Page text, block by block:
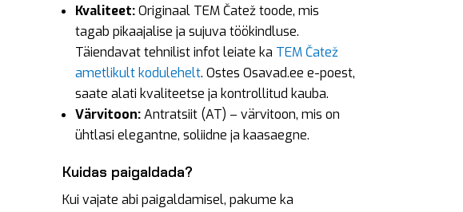
Kvaliteet:Originaal TEM Čatež toode, mis
tagab pikaajalise ja sujuva töökindluse.
Täiendavat tehnilist infot leiate ka TEM Čatež
ametlikult kodulehelt. Ostes Osavad.ee e-poest,
saate alati kvaliteetse ja kontrollitud kauba.
Värvitoon:Antratsiit (AT) – värvitoon, mis on
ühtlasi elegantne, soliidne ja kaasaegne.
Kuidas paigaldada?
Kui vajate abi paigaldamisel, pakume ka